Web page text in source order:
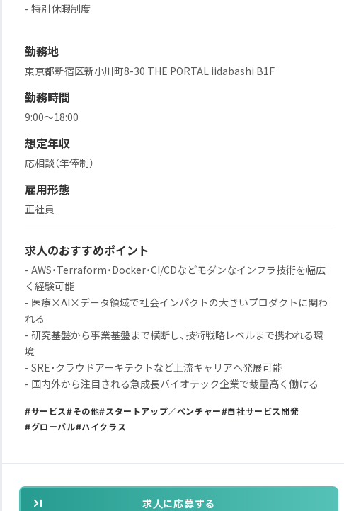
- 特別休暇制度
勤務地
東京都新宿区新小川町8-30 THE PORTAL iidabashi B1F
勤務時間
9:00～18:00
想定年収
応相談（年俸制）
雇用形態
正社員
求人のおすすめポイント
- AWS・Terraform・Docker・CI/CDなどモダンなインフラ技術を幅広
く経験可能
- 医療×AI×データ領域で社会インパクトの大きいプロダクトに関わ
れる
- 研究基盤から事業基盤まで横断し、技術戦略レベルまで携われる環
境
- SRE・クラウドアーキテクトなど上流キャリアへ発展可能
- 国内外から注目される急成長バイオテック企業で裁量高く働ける
サービス その他 スタートアップ／ベンチャー
自社サービス開発
グローバル ハイクラス
求人に応募する